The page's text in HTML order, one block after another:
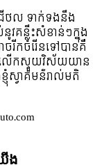
ជីថល ទាក់ទងនឹង
គន្លឹះសំខាន់ៗក្នុង
ចរីកចំរើនទៅបានគឺ
លើកស្ទួយវិស័យយាន
ញុំស្វាគមន៌រាល់មតិ
ង